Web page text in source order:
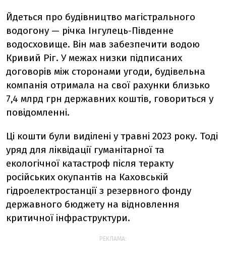
Йдеться про будівництво магістрального
водогону — річка Інгулець-Південне
водосховище. Він мав забезпечити водою
Кривий Ріг. У межах низки підписаних
договорів між сторонами угоди, будівельна
компанія отримала на свої рахунки близько
7,4 млрд грн державних коштів, говориться у
повідомленні.
Ці кошти були виділені у травні 2023 року. Тоді
уряд для ліквідації гуманітарної та
екологічної катастроф після теракту
російських окупантів на Каховській
гідроелектростанції з резервного фонду
державного бюджету на відновлення
критичної інфраструктури.
РЕКЛАМА: